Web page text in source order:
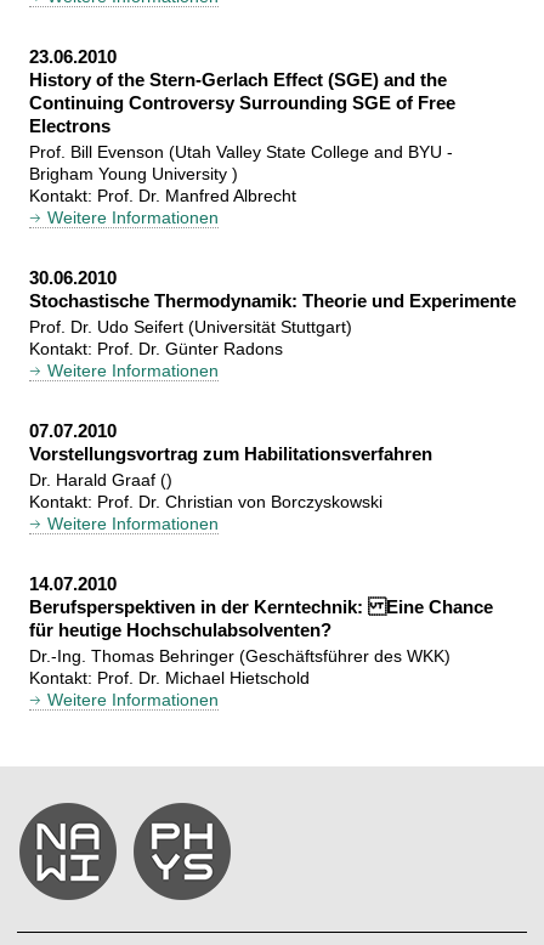
23.06.2010
History of the Stern-Gerlach Effect (SGE) and the
Continuing Controversy Surrounding SGE of Free
Electrons
Prof. Bill Evenson (Utah Valley State College and BYU -
Brigham Young University )
Kontakt: Prof. Dr. Manfred Albrecht
Weitere Informationen
30.06.2010
Stochastische Thermodynamik: Theorie und Experimente
Prof. Dr. Udo Seifert (Universität Stuttgart)
Kontakt: Prof. Dr. Günter Radons
Weitere Informationen
07.07.2010
Vorstellungsvortrag zum Habilitationsverfahren
Dr. Harald Graaf ()
Kontakt: Prof. Dr. Christian von Borczyskowski
Weitere Informationen
14.07.2010
Berufsperspektiven in der Kerntechnik: Eine Chance
für heutige Hochschulabsolventen?
Dr.-Ing. Thomas Behringer (Geschäftsführer des WKK)
Kontakt: Prof. Dr. Michael Hietschold
Weitere Informationen